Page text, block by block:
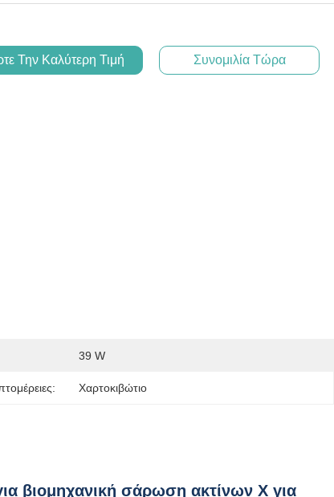
Την Καλύτερη Τιμή Συνομιλία Τώρα
39 W
Χαρτοκιβώτιο
βιομηχανική σάρωση ακτίνων Χ για